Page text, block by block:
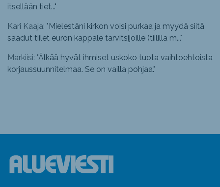
itsellään tiet..."
Kari Kaaja: "Mielestäni kirkon voisi purkaa ja myydä siitä
saadut tiilet euron kappale tarvitsijoille (tiilillä m..."
Markiisi: "Älkää hyvät ihmiset uskoko tuota vaihtoehtoista
korjaussuunnitelmaa. Se on vailla pohjaa."